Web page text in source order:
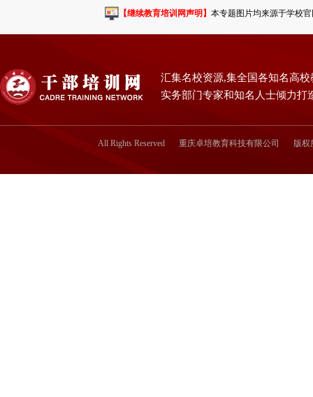
【继续教育培训网声明】 本专题图片均来源于学校
汇集名校资源,集全国各知名高校
实务部门专家和知名人士倾力打
All Rights Reserved 重庆卓培教育科技有限公司 版权